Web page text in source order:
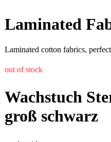
Laminated
Laminated cotton fabrics,
out of stock
Wachstuch
groß schwarz